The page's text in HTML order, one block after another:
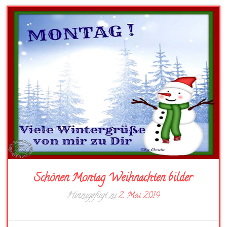
Schönen Montag Weihnachten bilder
Hinzugefügt zu2. Mai 2019